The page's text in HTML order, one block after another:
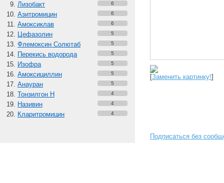
Лизобакт 6
Азитромицин 6
Амоксиклав 6
Цефазолин 5
Флемоксин Солютаб 5
Перекись водорода 5
Изофра 5
Амоксициллин 5
Анауран 5
Тонзилгон Н 4
Називин 4
Кларитромицин 4
[Заменить картинку!]
Подписаться без